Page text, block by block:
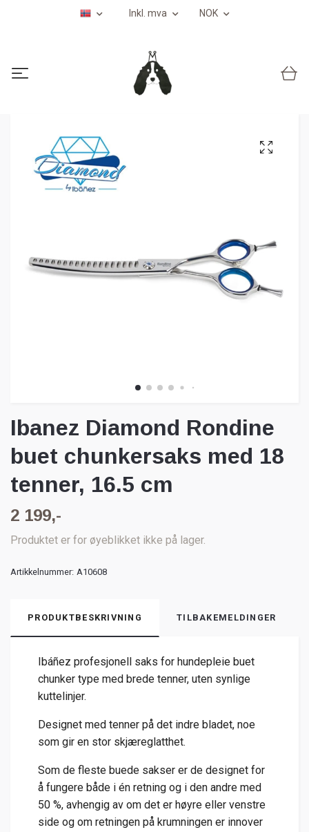
Inkl. mva NOK
Ibanez Diamond Rondine
buet chunkersaks med 18
tenner, 16.5 cm
2 199,-
Produktet er for øyeblikket ikke på lager.
Artikkelnummer: A10608
PRODUKTBESKRIVNING TILBAKEMELDINGER
Ibáñez profesjonell saks for hundepleie buet
chunker type med brede tenner, uten synlige
kuttelinjer.
Designet med tenner på det indre bladet, noe
som gir en stor skjæreglatthet.
Som de fleste buede sakser er de designet for
å fungere både i én retning og i den andre med
50 %, avhengig av om det er høyre eller venstre
side og om retningen på krumningen er innover